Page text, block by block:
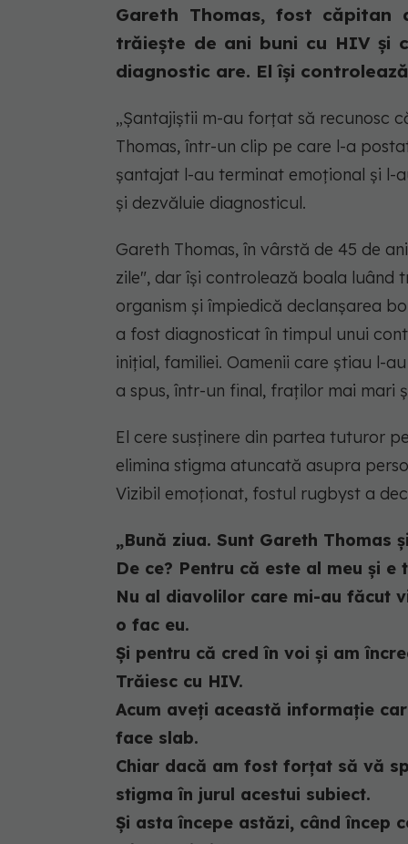
Gareth Thomas, fost
trăiește de ani buni cu HIV și
diagnostic are. El își
„Șantajiștii m-au forțat să recunosc
Thomas, într-un clip pe care l-a
șantajat l-au terminat emoțional și l-
și dezvăluie diagnosticul.
Gareth Thomas, în vârstă de 45 de
zile", dar își controlează boala luând
organism și împiedică declanșarea
a fost diagnosticat în timpul unui
inițial, familiei. Oamenii care știau l-
a spus, într-un final, fraților mai mari
El cere susținere din partea tuturor
elimina stigma atuncată asupra
Vizibil emoționat, fostul rugbyst a
„Bună ziua. Sunt Gareth Thomas
De ce? Pentru că este al meu și
Nu al diavolilor care mi-au făcut
o fac eu.
Și pentru că cred în voi și am
Trăiesc cu HIV.
Acum aveți această informație
face slab.
Chiar dacă am fost forțat să vă
stigma în jurul acestui subiect.
Și asta începe astăzi, când încep